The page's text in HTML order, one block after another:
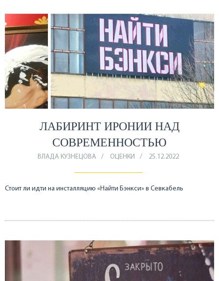
ЛАБИРИНТ ИРОНИИ НАД
СОВРЕМЕННОСТЬЮ
ВЛАДА КУЗНЕЦОВА ОЦЕНКИ 25.12.2022
Стоит ли идти на инсталляцию «Найти Бэнкси» в Севкабель